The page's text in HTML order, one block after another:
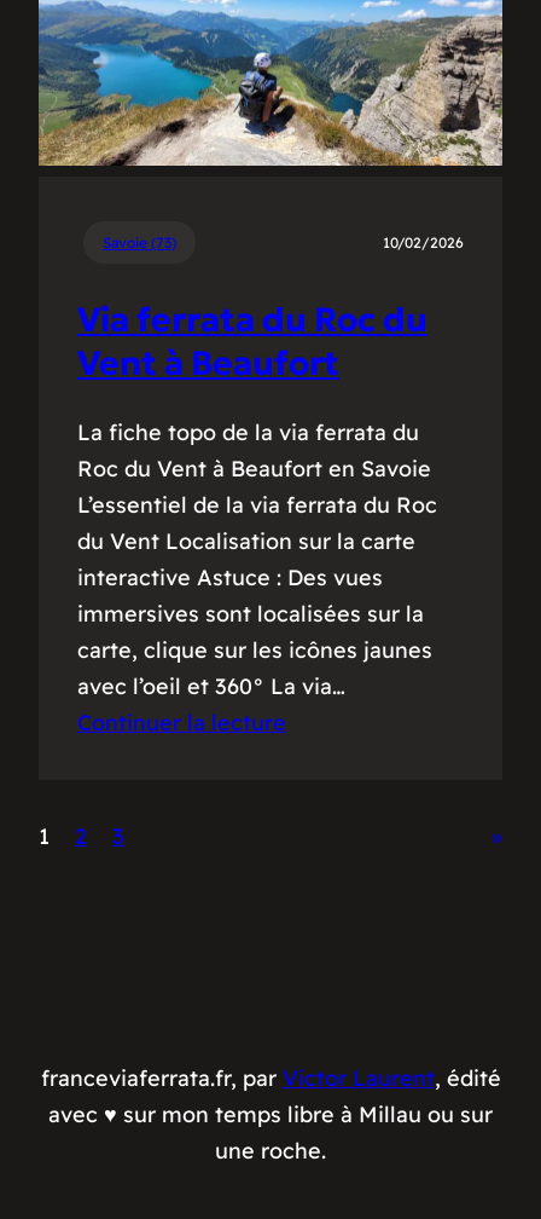
Savoie (73) 10/02/2026
Via ferrata du Roc du
Vent à Beaufort
La fiche topo de la via ferrata du
Roc du Vent à Beaufort en Savoie
L’essentiel de la via ferrata du Roc
du Vent Localisation sur la carte
interactive Astuce : Des vues
immersives sont localisées sur la
carte, clique sur les icônes jaunes
avec l’oeil et 360° La via…
Continuer la lecture
1 2 3 »
franceviaferrata.fr, par Victor Laurent, édité
avec ♥️ sur mon temps libre à Millau ou sur
une roche.